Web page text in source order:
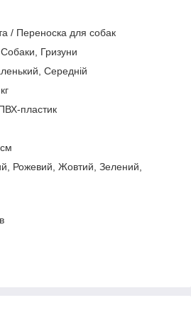
/ Переноска для собак
Гризуни
Середній
пластик
Рожевий, Жовтий, Зелений,